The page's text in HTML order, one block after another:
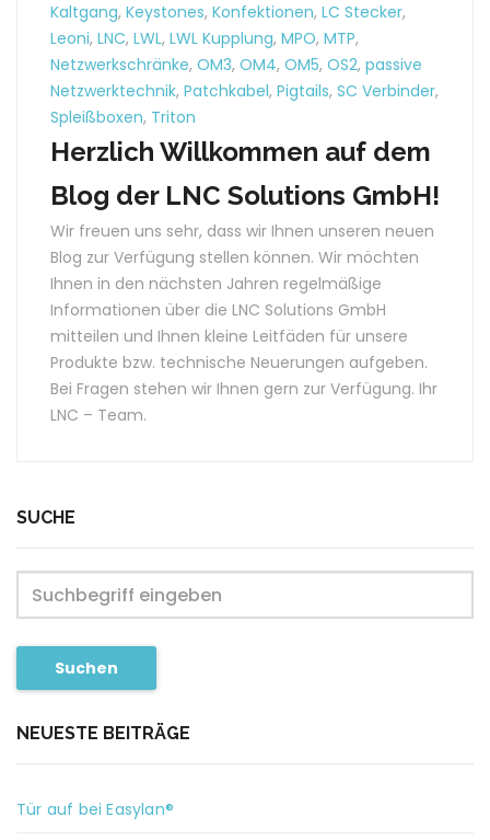
Kaltgang, Keystones, Konfektionen, LC Stecker,
Leoni, LNC, LWL, LWL Kupplung, MPO, MTP,
Netzwerkschränke, OM3, OM4, OM5, OS2, passive
Netzwerktechnik, Patchkabel, Pigtails, SC Verbinder,
Spleißboxen, Triton
Herzlich Willkommen auf dem
Blog der LNC Solutions GmbH!
Wir freuen uns sehr, dass wir Ihnen unseren neuen
Blog zur Verfügung stellen können. Wir möchten
Ihnen in den nächsten Jahren regelmäßige
Informationen über die LNC Solutions GmbH
mitteilen und Ihnen kleine Leitfäden für unsere
Produkte bzw. technische Neuerungen aufgeben.
Bei Fragen stehen wir Ihnen gern zur Verfügung. Ihr
LNC – Team.
SUCHE
Suchen
NEUESTE BEITRÄGE
Tür auf bei Easylan®